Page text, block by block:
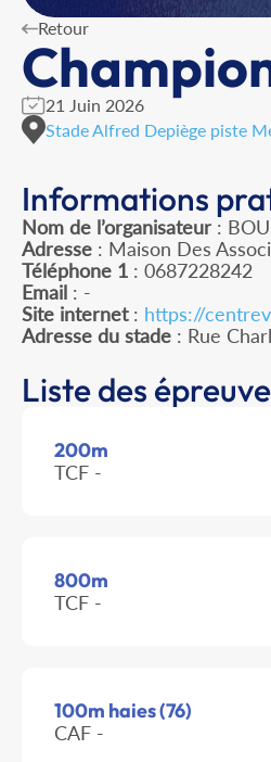
Retour
21 Juin 2026
Stade Alfred Depiège piste
Informations
Nom de l’organisateur :
Adresse : Maison Des
Téléphone 1 : 0687228242
Email : -
Site internet: https://
Adresse du stade : Rue
Liste des
200m
TCF -
800m
TCF -
100m haies (76)
CAF -